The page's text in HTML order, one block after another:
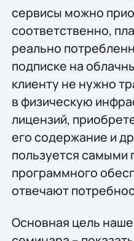
сервисы можно
соответственно,
реально
подписке на
клиенту не нужно
в физическую
лицензий,
его содержание и
пользуется самыми
программного
отвечают
Основная цель